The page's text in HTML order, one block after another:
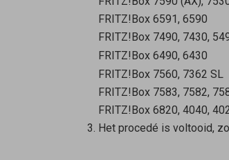
FRITZ!Box 6591, 6590
FRITZ!Box 7490, 7430,
FRITZ!Box 6490, 6430
FRITZ!Box 7560, 7362 SL
FRITZ!Box 7583, 7582,
FRITZ!Box 6820, 4040,
Het procedé is voltooid,